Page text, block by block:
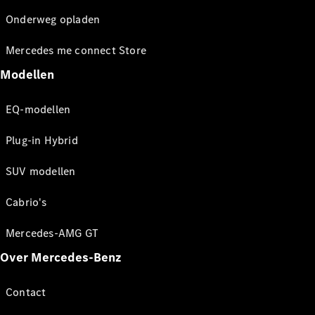
Onderweg opladen
Mercedes me connect Store
Modellen
EQ-modellen
Plug-in Hybrid
SUV modellen
Cabrio's
Mercedes-AMG GT
Over Mercedes-Benz
Contact